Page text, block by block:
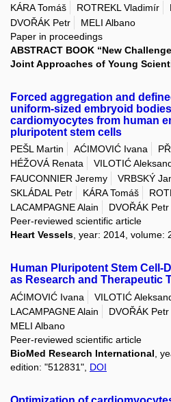
KÁRA Tomáš
ROTREKL Vladimír
DVOŘÁK Petr
MELI Albano
Paper in proceedings
ABSTRACT BOOK “New
Joint Approaches of Young
Forced aggregation and
uniform-sized embryoid
cardiomyocytes from human
pluripotent stem cells
PEŠL Martin AĆIMOVIĆ Ivana
HÉŽOVÁ Renata
VILOTIĆ
FAUCONNIER Jeremy
VRBSKÝ
SKLÁDAL Petr
KÁRA Tomáš
LACAMPAGNE Alain
DVOŘÁK Petr
Peer-reviewed scientific article
Heart Vessels, year: 2014, volume:
Human Pluripotent Stem Cell-
as Research and Therapeutic
AĆIMOVIĆ Ivana VILOTIĆ
LACAMPAGNE Alain
DVOŘÁK Petr
MELI Albano
Peer-reviewed scientific article
BioMed Research International ,
edition: "512831", DOI